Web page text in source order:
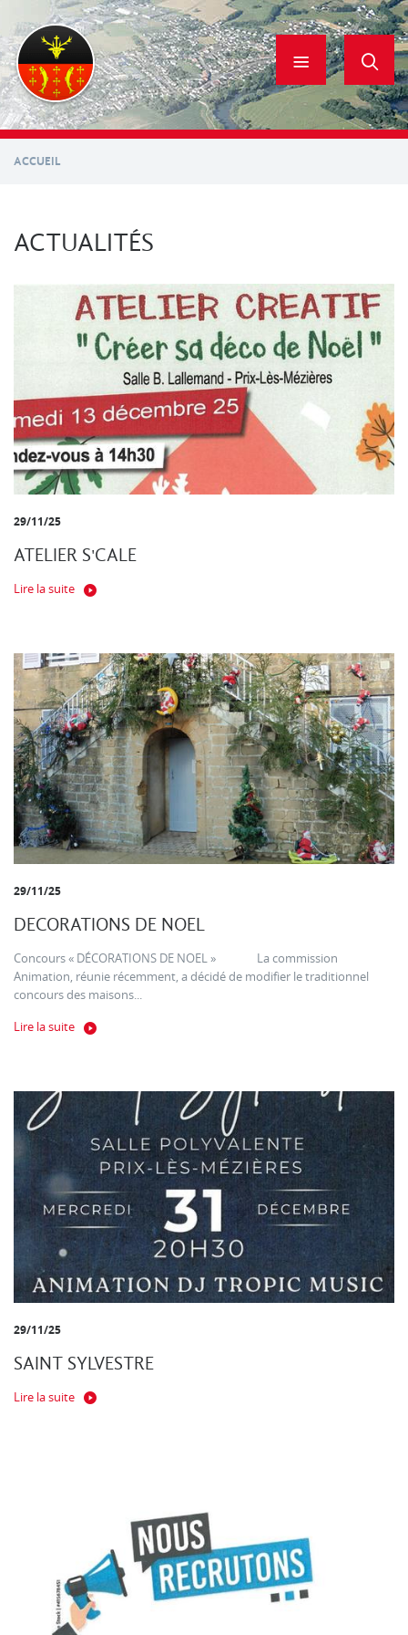
contenu
principal
ACCUEIL
ACTUALITÉS
29/11/25
ATELIER S'CALE
Lire la suite
29/11/25
DECORATIONS DE NOEL
Concours « DÉCORATIONS DE NOEL » La commission
Animation, réunie récemment, a décidé de modifier le traditionnel
concours des maisons...
Lire la suite
29/11/25
SAINT SYLVESTRE
Lire la suite